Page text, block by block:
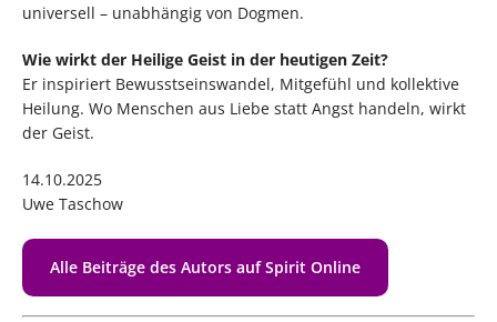
universell – unabhängig von Dogmen.
Wie wirkt der Heilige Geist in der heutigen Zeit?
Er inspiriert Bewusstseinswandel, Mitgefühl und kollektive
Heilung. Wo Menschen aus Liebe statt Angst handeln, wirkt
der Geist.
14.10.2025
Uwe Taschow
Alle Beiträge des Autors auf Spirit Online